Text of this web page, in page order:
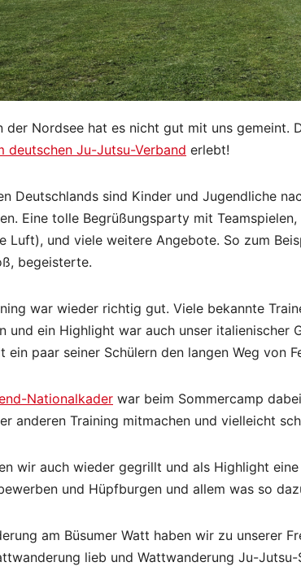
der Nordsee hat es nicht gut mit uns gemeint.
deutschen Ju-Jutsu-Verband erlebt!
Deutschlands sind Kinder und Jugendliche
Eine tolle Begrüßungsparty mit
Luft), und viele weitere Angebote. So zum
begeisterte.
war wieder richtig gut. Viele bekannte
und ein Highlight war auch unser italienischer
ein paar seiner Schülern den langen Weg von
Nationalkader war beim Sommercamp
anderen Training mitmachen und vielleicht
wir auch wieder gegrillt und als Highlight
und Hüpfburgen und allem was so
am Büsumer Watt haben wir zu unserer
lieb und Wattwanderung Ju-